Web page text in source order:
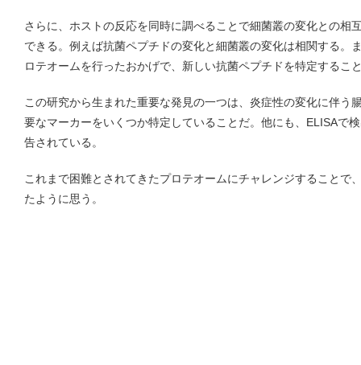
さらに、ホストの反応を同時に調べることで細菌叢の変化との相
できる。例えば抗菌ペプチドの変化と細菌叢の変化は相関する。
ロテオームを行ったおかげで、新しい抗菌ペプチドを特定するこ
この研究から生まれた重要な発見の一つは、炎症性の変化に伴う
要なマーカーをいくつか特定していることだ。他にも、ELISAで
告されている。
これまで困難とされてきたプロテオームにチャレンジすることで
たように思う。